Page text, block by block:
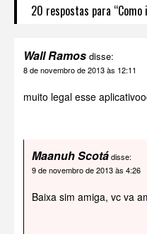
20 respostas para
Wall Ramos disse:
8 de novembro de 2013 às 12:11
muito legal esse
Maanuh Scotádisse:
9 de novembro de 2013 às 4:26
Baixa sim amiga, vc va